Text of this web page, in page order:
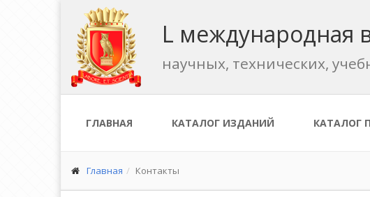
L международная
научных, технических,
ГЛАВНАЯ КАТАЛОГ ИЗДАНИЙ КАТАЛОГ
Главная Контакты